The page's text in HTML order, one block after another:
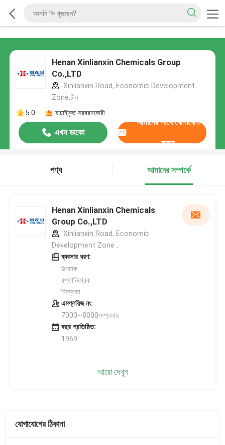
Henan Xinlianxin Chemicals Group
Co.,LTD
Xinlianxin Road, Economic Development
Zone,চীন
5.0
যাচাইকৃত সরবরাহকারী
এখন ডাকো
আমাদের সাথে যোগাযোগ
করুন
পণ্য আমাদের সম্পর্কে
Henan Xinlianxin Chemicals
Group Co.,LTD
Xinlianxin Road, Economic
Development Zone ,
ব্যবসার ধরণ:
উত্পাদক
রপ্তানিকারক
বিক্রেতা
এমপ্লয়িজ নং:
7000~8000সম্প্রদায়
বছর প্রতিষ্ঠিত:
1969
আরো দেখুন
যোগাযোগের ঠিকানা